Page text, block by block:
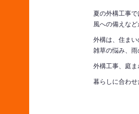
夏の外構工事
風への備えなど
外構は、住ま
雑草の悩み、
外構工事、庭
暮らしに合わせ